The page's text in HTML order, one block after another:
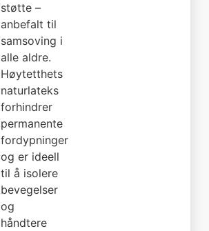
støtte –
anbefalt til
samsoving i
alle aldre.
Høytetthets
naturlateks
forhindrer
permanente
fordypninger
og er ideell
til å isolere
bevegelser
og
håndtere